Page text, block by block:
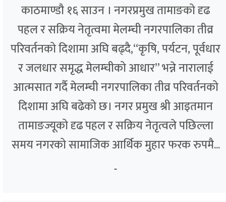
काठमाण्डौ १६ साउन । नगरप्रमुख तामाङको दृढ
पहल र सक्रिय नेतृत्वमा मेलम्ची नगरपालिका तीव्र
परिवर्तनको दिशामा अघि बढ्दै,“कृषि, पर्यटन, पूर्वधार
र जलधार समृद्ध मेलम्चीको आधार” भन्ने नारालाई
आत्मसात गर्दै मेलम्ची नगरपालिका तीव्र परिवर्तनको
दिशामा अघि बढेको छ। नगर प्रमुख श्री आइतमान
तामाङज्यूको दृढ पहल र सक्रिय नेतृत्वले पछिल्ला
समय नगरको सामाजिक आर्थिक मुहार फरक रुपमै...